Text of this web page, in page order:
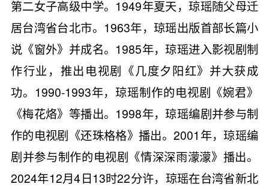
第二女子高级中学。1949年夏天，琼瑶随父母迁
居台湾省台北市。1963年，琼瑶出版首部长篇小
说《窗外》并成名。1985年，琼瑶进入影视剧制
作行业，推出电视剧《几度夕阳红》并大获成
功。1990-1993年，琼瑶制作的电视剧《婉君》
《梅花烙》等播出。1998年，琼瑶编剧并参与制
作的电视剧《还珠格格》播出。2001年，琼瑶编
剧并参与制作的电视剧《情深深雨濛濛》播出。
2024年12月4日13时22分许，琼瑶在台湾省新北